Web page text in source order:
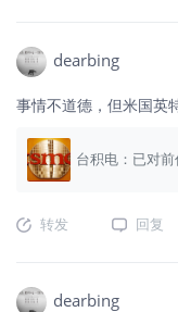
dearbing
事情不道德，但米国英
台积电：已对
转发 回复
dearbing